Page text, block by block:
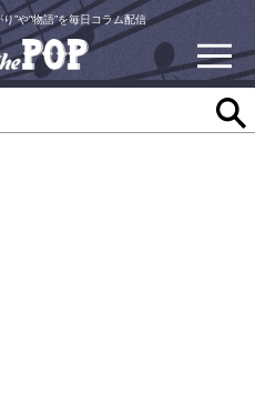
”や“物語”を毎日コラム配信